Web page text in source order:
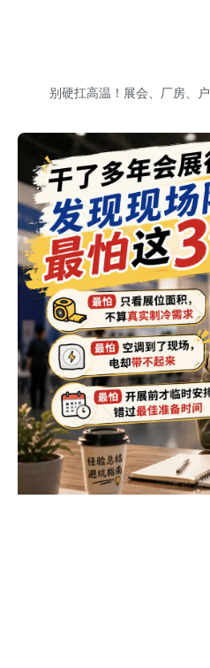
别硬扛高温！展会、厂房、